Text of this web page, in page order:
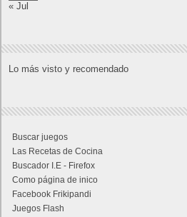
« Jul
Lo más visto y recomendado
Buscar juegos
Las Recetas de Cocina
Buscador I.E - Firefox
Como página de inico
Facebook Frikipandi
Juegos Flash